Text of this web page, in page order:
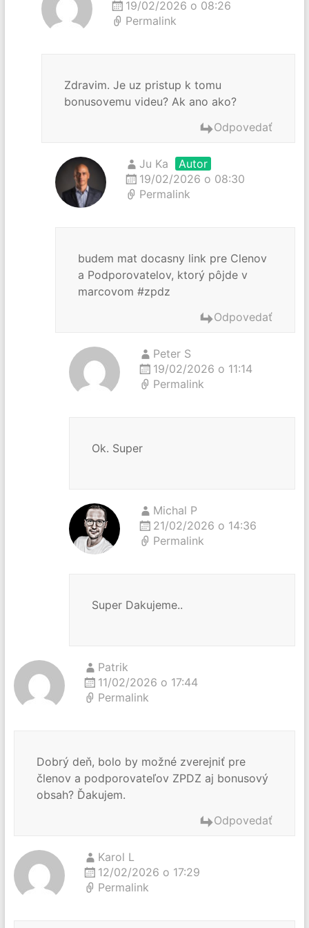
19/02/2026 o 08:26
Permalink
Zdravim. Je uz pristup k tomu
bonusovemu videu? Ak ano ako?
Odpovedať
Ju Ka
Autor
19/02/2026 o 08:30
Permalink
budem mat docasny link pre Clenov
a Podporovatelov, ktorý pôjde v
marcovom #zpdz
Odpovedať
Peter S
19/02/2026 o 11:14
Permalink
Ok. Super
Michal P
21/02/2026 o 14:36
Permalink
Super Dakujeme..
Patrik
11/02/2026 o 17:44
Permalink
Dobrý deň, bolo by možné zverejniť pre
členov a podporovateľov ZPDZ aj bonusový
obsah? Ďakujem.
Odpovedať
Karol L
12/02/2026 o 17:29
Permalink